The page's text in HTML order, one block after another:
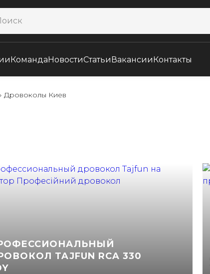
КомандаНовостиСтатьиВакансииКонтакты
Дровоколы Киев
TAJFUN RCA 330